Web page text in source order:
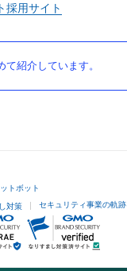
採用サイト
紹介しています。
トボット
対策 セキュリティ事業の軌跡